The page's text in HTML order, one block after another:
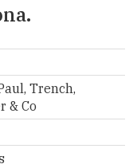
Trench,
& Co